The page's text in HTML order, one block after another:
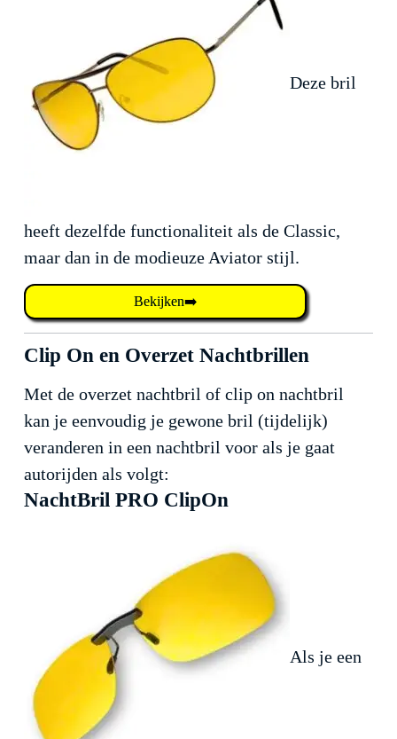
Deze bril
heeft dezelfde functionaliteit als de Classic,
maar dan in de modieuze Aviator stijl.
Bekijken➡️
Clip On en Overzet Nachtbrillen
Met de overzet nachtbril of clip on nachtbril
kan je eenvoudig je gewone bril (tijdelijk)
veranderen in een nachtbril voor als je gaat
autorijden als volgt:
NachtBril PRO ClipOn
Als je een